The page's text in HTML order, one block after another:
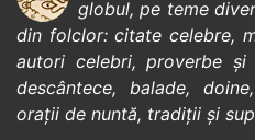
globul, pe teme
din folclor:citate celebre,
autori celebri,proverbe și
descântece, balade, doine,
orații de nuntă, tradiții și